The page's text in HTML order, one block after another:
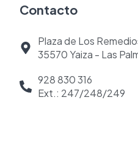
Contacto
Plaza de Los
35570 Yaiza - Las
928 830 316
Ext.: 247/248/249